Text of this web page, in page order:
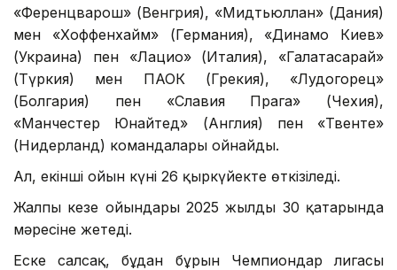
«Ференцварош» (Венгрия), «Мидтьюллан» (Дания)
мен «Хоффенхайм» (Германия), «Динамо Киев»
(Украина) пен «Лацио» (Италия), «Галатасарай»
(Түркия) мен ПАОК (Грекия), «Лудогорец»
(Болгария) пен «Славия Прага» (Чехия),
«Манчестер Юнайтед» (Англия) пен «Твенте»
(Нидерланд) командалары ойнайды.
Ал, екінші ойын күні 26 қыркүйекте өткізіледі.
Жалпы кезең ойындары 2025 жылдың 30 қаңтарында
мәресіне жетеді.
Еске салсақ, бұдан бұрын Чемпиондар лигасы